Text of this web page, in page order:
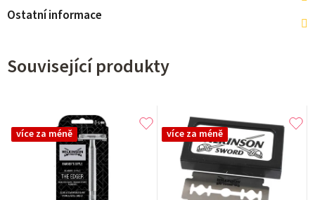
Ostatní informace
Související produkty
více za méně více za méně